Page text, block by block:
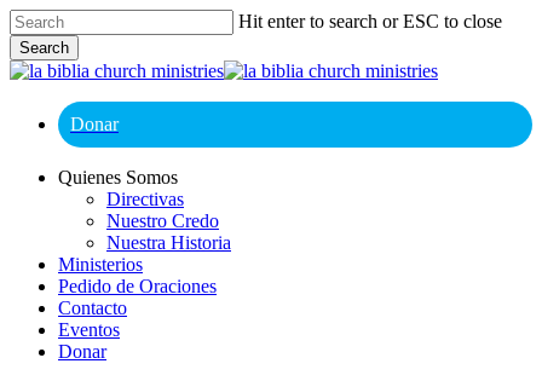
Skip
to
main
content
Hit enter to search or ESC to close
Search
Close
Donar
Menu
Quienes Somos
Directivas
Nuestro Credo
Nuestra Historia
Ministerios
Pedido de Oraciones
Contacto
Eventos
Donar